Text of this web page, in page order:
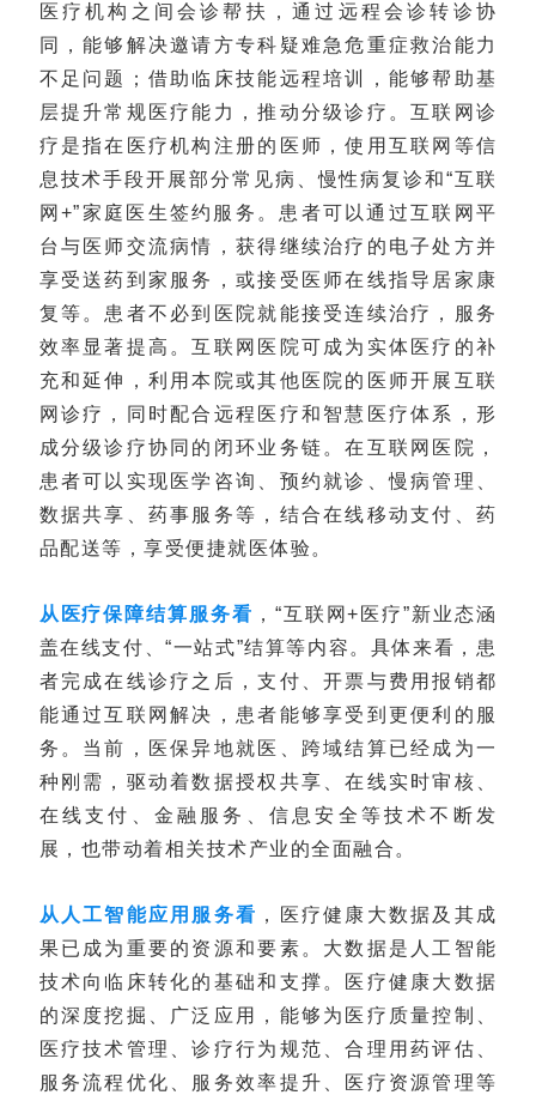
医疗机构之间会诊帮扶，通过远程会诊转诊协
同，能够解决邀请方专科疑难急危重症救治能力
不足问题；借助临床技能远程培训，能够帮助基
层提升常规医疗能力，推动分级诊疗。互联网诊
疗是指在医疗机构注册的医师，使用互联网等信
息技术手段开展部分常见病、慢性病复诊和“互联
网+”家庭医生签约服务。患者可以通过互联网平
台与医师交流病情，获得继续治疗的电子处方并
享受送药到家服务，或接受医师在线指导居家康
复等。患者不必到医院就能接受连续治疗，服务
效率显著提高。互联网医院可成为实体医疗的补
充和延伸，利用本院或其他医院的医师开展互联
网诊疗，同时配合远程医疗和智慧医疗体系，形
成分级诊疗协同的闭环业务链。在互联网医院，
患者可以实现医学咨询、预约就诊、慢病管理、
数据共享、药事服务等，结合在线移动支付、药
品配送等，享受便捷就医体验。
从医疗保障结算服务看 ，“互联网+医疗”新业态涵
盖在线支付、“一站式”结算等内容。具体来看，患
者完成在线诊疗之后，支付、开票与费用报销都
能通过互联网解决，患者能够享受到更便利的服
务。当前，医保异地就医、跨域结算已经成为一
种刚需，驱动着数据授权共享、在线实时审核、
在线支付、金融服务、信息安全等技术不断发
展，也带动着相关技术产业的全面融合。
从人工智能应用服务看 ，医疗健康大数据及其成
果已成为重要的资源和要素。大数据是人工智能
技术向临床转化的基础和支撑。医疗健康大数据
的深度挖掘、广泛应用，能够为医疗质量控制、
医疗技术管理、诊疗行为规范、合理用药评估、
服务流程优化、服务效率提升、医疗资源管理等